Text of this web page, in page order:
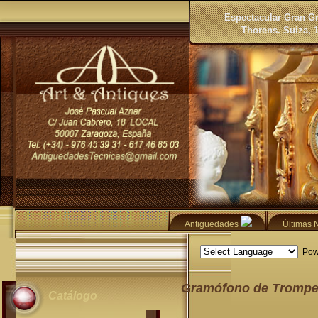
Espectacular Gran
Thorens. Suiza,
Antigüedades Últimas
Catálogo
Gramófono de